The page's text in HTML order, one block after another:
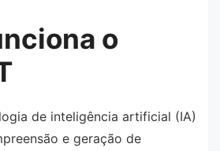
o
de inteligência artificial (IA)
e geração de